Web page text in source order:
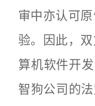
审中亦认可
验。因此，
算机软件开
智狗公司的